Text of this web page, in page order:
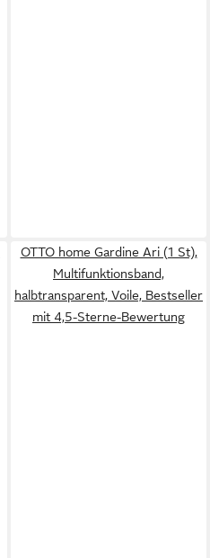
OTTO home Gardine Ari (1 St),
Multifunktionsband,
halbtransparent, Voile, Bestseller
mit 4,5-Sterne-Bewertung